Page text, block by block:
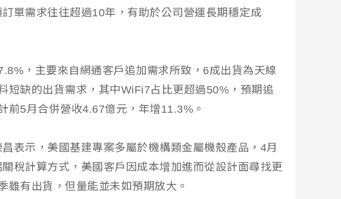
單需求往往超過10年，有助於公司營運長期穩定成
，主要來自網通客戶追加需求所致，6成出貨為天線
短缺的出貨需求，其中WiFi7占比更超過50%，預期追
前5月合併營收4.67億元，年增11.3%。
表示，美國基建專案多屬於機構類金屬機殼產品，4月
稅計算方式，美國客戶因成本增加進而從設計面尋找更
雖有出貨，但量能並未如預期放大。